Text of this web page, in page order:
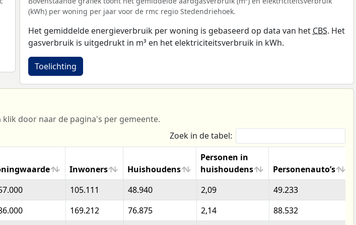
(kWh) per woning per jaar voor de rmc regio Stedendriehoek.
Het gemiddelde energieverbruik per woning is gebaseerd op data van het CBS. Het
gasverbruik is uitgedrukt in m³ en het elektriciteitsverbruik in kWh.
Toelichting
door naar de pagina's per gemeente.
Zoek in de tabel:
Inwoners Huishoudens
Personen in
huishoudens
Personenauto’s
Inwoners Huishoudens
Personen in
huishoudens
Personenauto’s
105.111 48.940 2,09 49.233
169.212 76.875 2,14 88.532